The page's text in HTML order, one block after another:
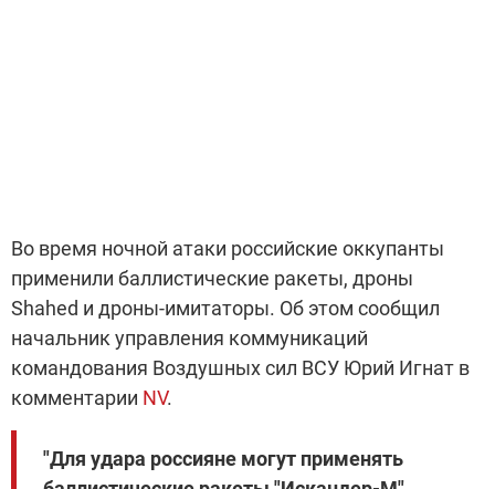
Во время ночной атаки российские оккупанты
применили баллистические ракеты, дроны
Shahed и дроны-имитаторы. Об этом сообщил
начальник управления коммуникаций
командования Воздушных сил ВСУ Юрий Игнат в
комментарии NV.
"Для удара россияне могут применять